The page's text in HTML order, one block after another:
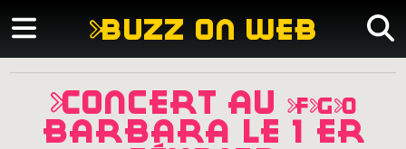
buzz on web
concert au fgo
barbara le 1 er